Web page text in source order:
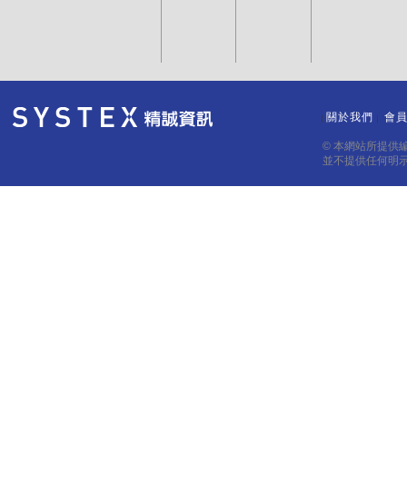
關於我們 會
© 本網站所提供
並不提供任何明